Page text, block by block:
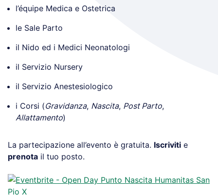
l’équipe Medica e Ostetrica
le Sale Parto
il Nido ed i Medici Neonatologi
il Servizio Nursery
il Servizio Anestesiologico
i Corsi (Gravidanza, Nascita, Post Parto,
Allattamento)
La partecipazione all’evento è gratuita. Iscriviti e
prenota il tuo posto.